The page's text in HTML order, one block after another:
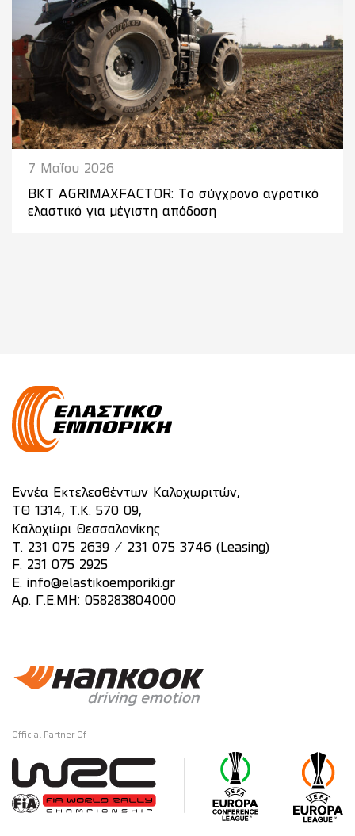
7 Μαΐου 2026
BKT AGRIMAXFACTOR: Το σύγχρονο αγροτικό
ελαστικό για μέγιστη απόδοση
Εννέα Εκτελεσθέντων Καλοχωριτών,
ΤΘ 1314, Τ.Κ. 570 09,
Καλοχώρι Θεσσαλονίκης
T. 231 075 2639 /
231 075 3746 (Leasing)
F. 231 075 2925
E.
info@elastikoemporiki.gr
Αρ. Γ.Ε.ΜΗ: 058283804000
Official Partner Of